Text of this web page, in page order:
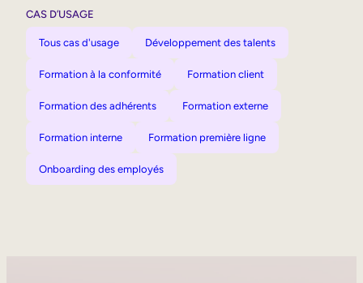
CAS D’USAGE
Tous cas d'usage Développement des talents
Formation à la conformité Formation client
Formation des adhérents Formation externe
Formation interne Formation première ligne
Onboarding des employés